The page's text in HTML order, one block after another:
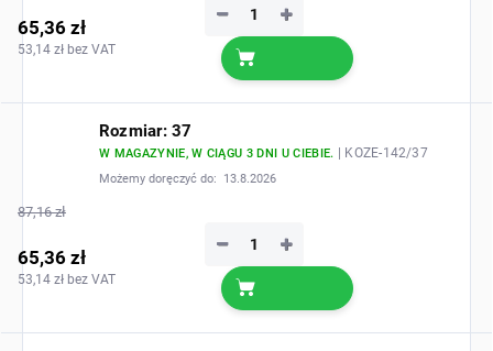
65,36 zł
53,14 zł bez VAT
+
−
Rozmiar: 37
W MAGAZYNIE, W CIĄGU 3 DNI U CIEBIE. | KOZE-142/37
Możemy doręczyć do: 13.8.2026
87,16 zł
65,36 zł
53,14 zł bez VAT
+
−